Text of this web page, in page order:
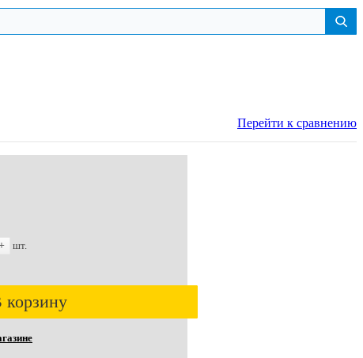
Перейти к сравнению
шт.
корзину